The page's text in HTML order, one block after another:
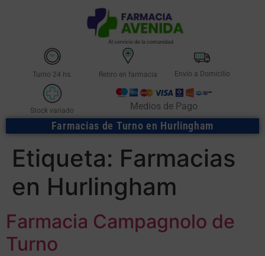
Al servicio de la comunidad
Turno 24 hs. Retiro en farmacia Envío a Domicilio
Stock variado Medios de Pago
Farmacias de Turno en Hurlingham
Etiqueta: Farmacias
en Hurlingham
Farmacia Campagnolo de
Turno